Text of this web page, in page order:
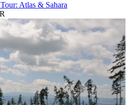
Atlas & Sahara